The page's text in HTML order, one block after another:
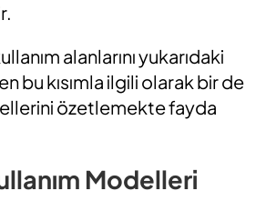
alanlarını yukarıdaki
bu kısımla ilgili olarak bir de
özetlemekte fayda
Modelleri